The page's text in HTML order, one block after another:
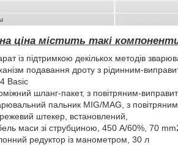
ціна містить такі
із підтримкою декількох методів
подавання дроту з рідинним-
Basic
шланг-пакет, з повітряним-
пальник MIG/MAG, з
штекер, встановлений,
маси зі струбциною, 450 A/60%, 70
редуктор із манометром, 30 л